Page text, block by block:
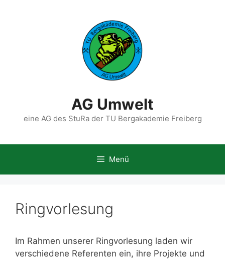
AG Umwelt
eine AG des StuRa der TU Bergakademie Freiberg
Menü
Ringvorlesung
Im Rahmen unserer Ringvorlesung laden wir
verschiedene Referenten ein, ihre Projekte und